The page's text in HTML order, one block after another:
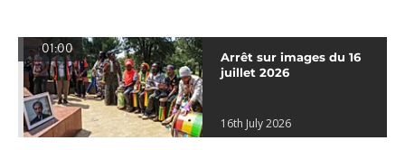
01:00
Arrêt sur images du 16
juillet 2026
16th July 2026